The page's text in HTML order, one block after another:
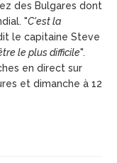
des Bulgares dont
"C'est la
le capitaine Steve
le plus difficile".
en direct sur
et dimanche à 12